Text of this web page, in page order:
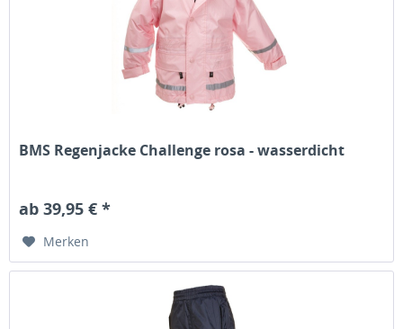
BMS Regenjacke Challenge rosa - wasserdicht
ab 39,95 € *
Merken